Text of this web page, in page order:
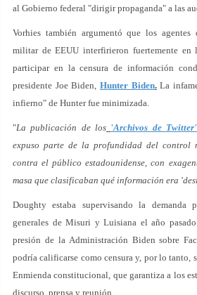
al Gobierno federal "dirigir propaganda" a las
Vorhies también argumentó que los
militar de EEUU interfirieron fuertemente en
participar en la censura de información
presidente Joe Biden, Hunter Biden.La
infierno" de Hunter fue minimizada.
"La publicación de los 'Archivos de Twitter'
expuso parte de la profundidad del control
contra el público estadounidense, con
masa que clasificaban qué información era
Doughty estaba supervisando la demanda
generales de Misuri y Luisiana el año
presión de la Administración Biden sobre
podría calificarse como censura y, por lo tanto,
Enmienda constitucional, que garantiza a los
discurso, prensa y reunión.